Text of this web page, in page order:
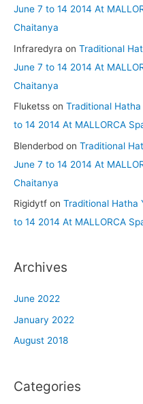
June 7 to 14 2014 At
Chaitanya
Infraredyra on Traditional
June 7 to 14 2014 At
Chaitanya
Fluketss on Traditional
to 14 2014 At MALLORCA
Blenderbod on Traditional
June 7 to 14 2014 At
Chaitanya
Rigidytf on Traditional Hatha
to 14 2014 At MALLORCA
Archives
June 2022
January 2022
August 2018
Categories